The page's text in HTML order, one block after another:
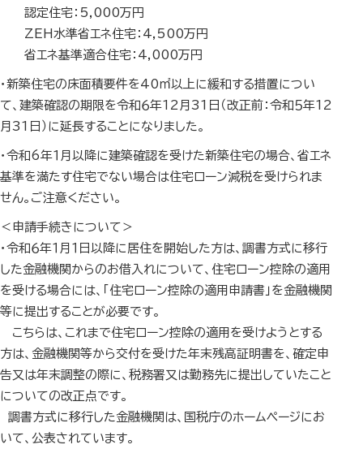
認定住宅：5,000万円
ZEH水準省エネ住宅：4,500万円
省エネ基準適合住宅：4,000万円
・新築住宅の床面積要件を40㎡以上に緩和する措置につい
て、建築確認の期限を令和６年12月31日（改正前：令和５年12
月31日）に延長することになりました。
・令和6年１月以降に建築確認を受けた新築住宅の場合、省エネ
基準を満たす住宅でない場合は住宅ローン減税を受けられま
せん。ご注意ください。
＜申請手続きについて＞
・令和６年１月１日以降に居住を開始した方は、調書方式に移行
した金融機関からのお借入れについて、住宅ローン控除の適用
を受ける場合には、「住宅ローン控除の適用申請書」を金融機関
等に提出することが必要です。
こちらは、これまで住宅ローン控除の適用を受けようとする
方は、金融機関等から交付を受けた年末残高証明書を、確定申
告又は年末調整の際に、税務署又は勤務先に提出していたこと
についての改正点です。
調書方式に移行した金融機関は、国税庁のホームページにお
いて、公表されています。